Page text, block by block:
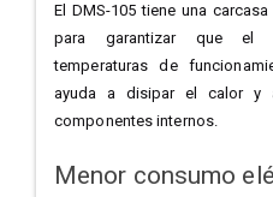
El DMS-105 tiene una
para garantizar que el
temperaturas de
ayuda a disipar el calor y
componentes internos.
Menor consumo